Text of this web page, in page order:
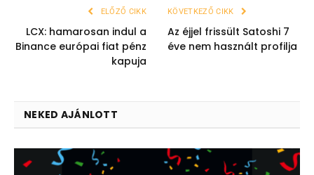
ELŐZŐ CIKK
LCX: hamarosan indul a
Binance európai fiat pénz
kapuja
KÖVETKEZŐ CIKK
Az éjjel frissült Satoshi 7
éve nem használt profilja
NEKED AJÁNLOTT